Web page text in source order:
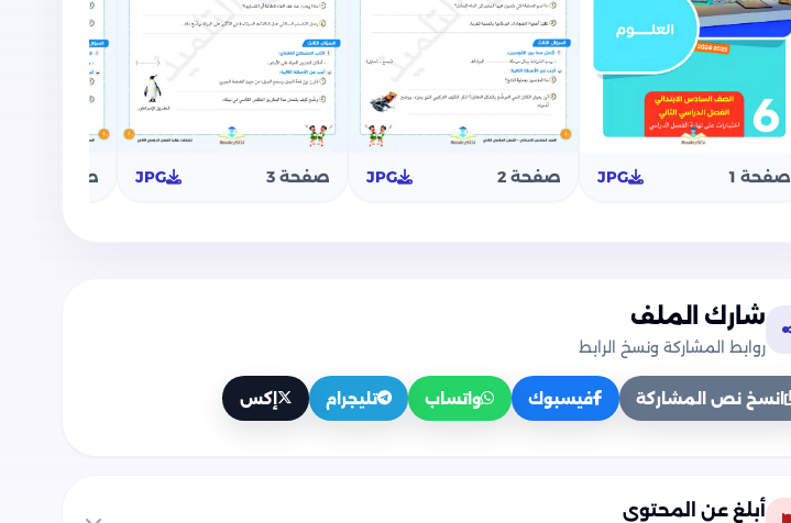
صفحة 1 JPG صفحة 2 JPG صفحة 3 JPG صفحة 4
شارك الملف
روابط المشاركة ونسخ الرابط
انسخ نص المشاركة فيسبوك واتساب تليجرام إكس
أبلغ عن المحتوى